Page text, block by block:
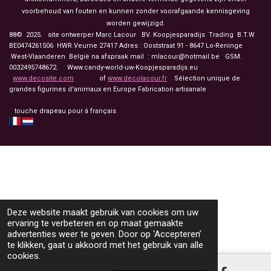
Deze website maakt gebruik van cookies om uw
ervaring te verbeteren en op maat gemaakte
advertenties weer te geven. Door op ‘Accepteren’
te klikken, gaat u akkoord met het gebruik van alle
cookies.
voorbehoud van fouten en kunnen zonder voorafgaande kennisgeving
worden gewijzigd.
88© 2025. site ontwerper Marc Lacour BV. Koopjesparadijs Trading
B.T.W
BE0474261506 HWR.Veurne 27417 Adres : Ooststraat 91 - 8647 Lo-Reninge
West-Vlaanderen België na afspraak mail : mlacour@hotmail.be GSM.
0032495748672. Www.candy-world-uw-Koopjesparadijs.eu
www.decosite.com of www.decolacour.fr Sélection unique de
grandes figurines d'animaux en Europe Fabrication artisanale
touche drapeau pour á français